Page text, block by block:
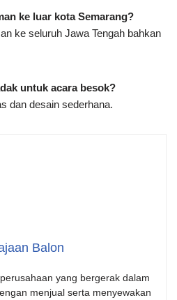
ke luar kota Semarang?
ke seluruh Jawa Tengah bahkan
untuk acara besok?
dan desain sederhana.
Balon
yang bergerak dalam
menjual serta menyewakan